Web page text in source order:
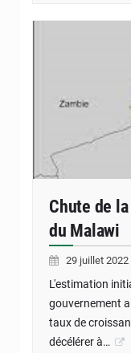
Chute de
du Malawi
29 juillet 2022
L'estimation
gouvernement
taux de
décélérer à…